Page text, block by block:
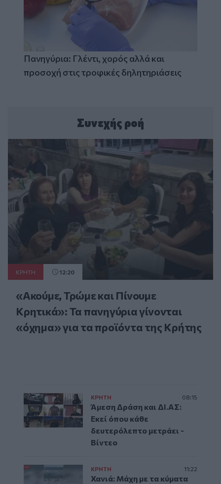
Πανηγύρια: Γλέντι, χορός αλλά και
προσοχή στις τροφικές δηλητηριάσεις
Συνεχής ροή
ΚΡΗΤΗ 12:20
«Ακούμε, Τρώμε και Πίνουμε
Κρητικά»: Τα πανηγύρια γίνονται
«όχημα» για τα προϊόντα της Κρήτης
ΚΡΗΤΗ 08:15
Άμεση Δράση και ΔΙ.ΑΣ:
Εκεί όπου κάθε
δευτερόλεπτο μετράει -
Βίντεο
ΚΡΗΤΗ 11:22
Χανιά: Μάχη με τα κύματα